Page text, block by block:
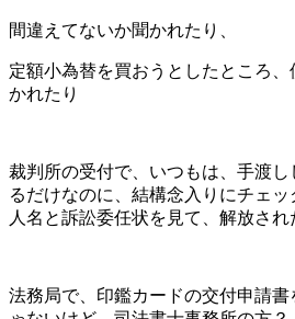
間違えてないか聞かれたり、
定額小為替を買おうとしたところ
かれたり
裁判所の受付で、いつもは、手渡
るだけなのに、結構念入りにチェ
人名と訴訟委任状を見て、解放され
法務局で、印鑑カードの交付申請